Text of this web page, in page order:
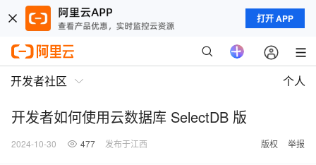
打开 APP
开发者社区 个人
开发者如何使用云数据库 SelectDB 版
2024-10-30 477 发布于江西 版权 举报